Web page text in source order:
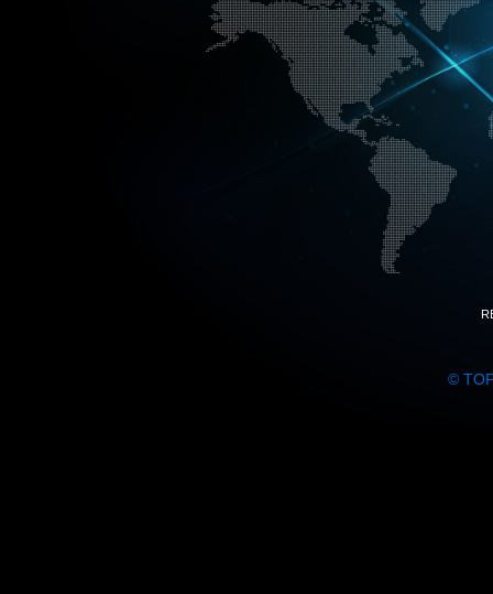
©
Fabriquant et distributeur français
gamme à base de LED.
led, Topledworld, top led world, top
économie énergie, edf, lumière,